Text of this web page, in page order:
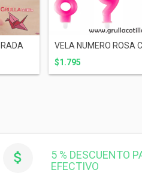
VELA NUMERO ROSA
$1.795
5 % DESCUENTO
EFECTIVO